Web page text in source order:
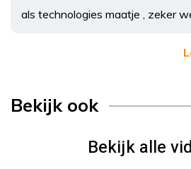
als technologies maatje , zeker
Bekijk ook
Bekijk alle